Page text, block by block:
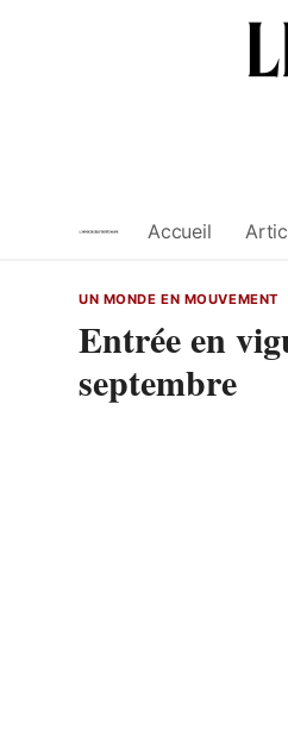
Accueil
UN MONDE EN MOUVEMENT
Entrée en
septembre